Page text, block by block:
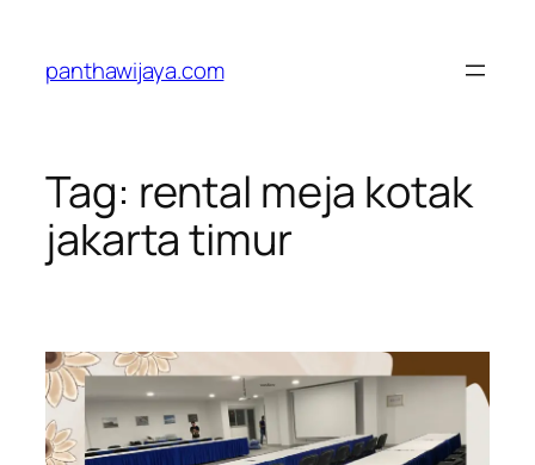
konten
panthawijaya.com
Tag: rental meja kotak
jakarta timur